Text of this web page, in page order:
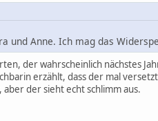
und Anne. Ich mag das
der wahrscheinlich nächstes
erzählt, dass der mal
der sieht echt schlimm aus.